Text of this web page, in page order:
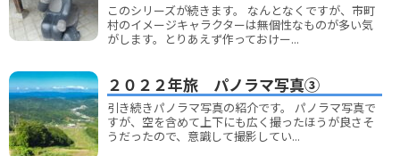
このシリーズが続きます。 なんとなくですが、市町
村のイメージキャラクターは無個性なものが多い気
がします。とりあえず作っておけー...
２０２２年旅 パノラマ写真③
引き続きパノラマ写真の紹介です。 パノラマ写真で
すが、空を含めて上下にも広く撮ったほうが良さそ
うだったので、意識して撮影してい...